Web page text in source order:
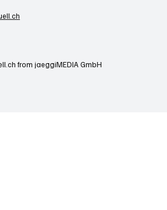
from jaeggiMEDIA GmbH